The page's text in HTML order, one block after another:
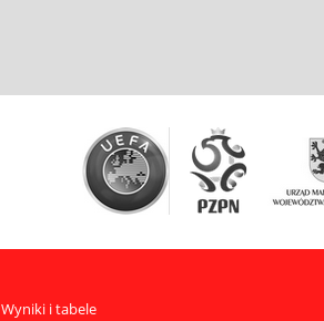
Wyniki i tabele